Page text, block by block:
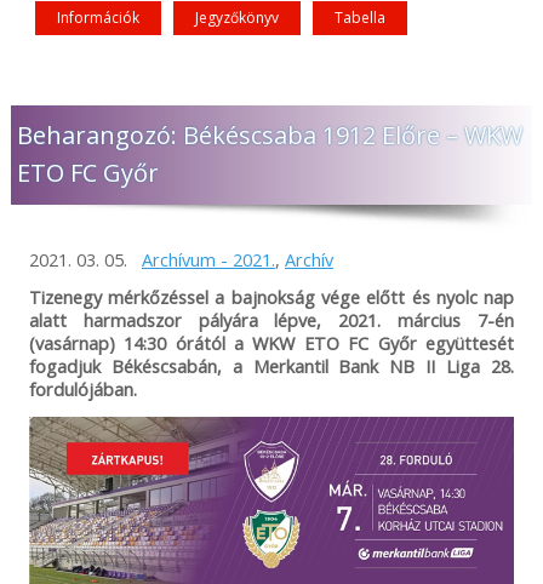
Információk Jegyzőkönyv Tabella
Beharangozó: Békéscsaba 1912 Előre – WKW
ETO FC Győr
2021. 03. 05. Archívum - 2021., Archív
Tizenegy mérkőzéssel a bajnokság vége előtt és nyolc nap
alatt harmadszor pályára lépve, 2021. március 7-én
(vasárnap) 14:30 órától a WKW ETO FC Győr együttesét
fogadjuk Békéscsabán, a Merkantil Bank NB II Liga 28.
fordulójában.